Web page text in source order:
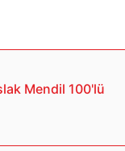
Mendil 100'lü